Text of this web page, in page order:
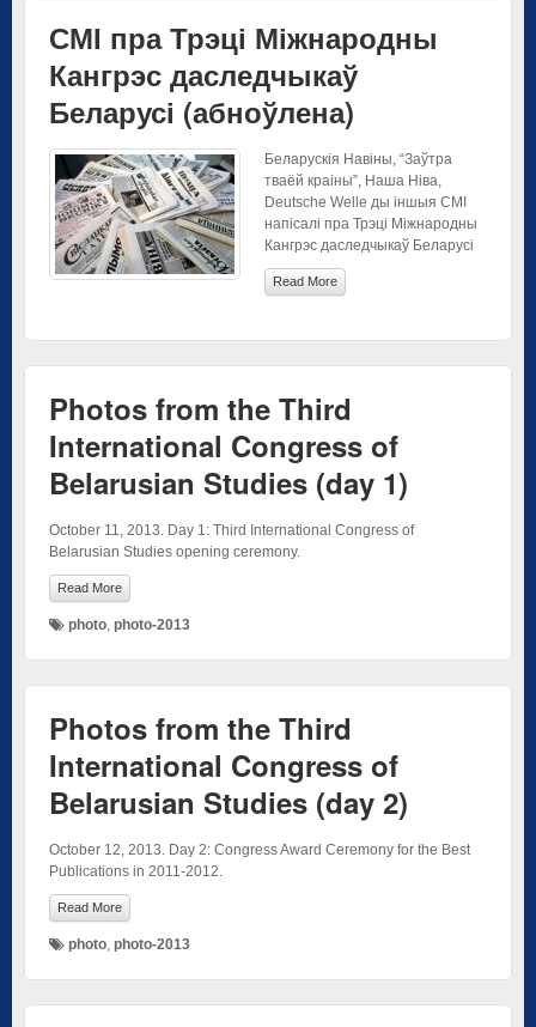
СМІ пра Трэці Міжнародны
Кангрэс даследчыкаў
Беларусі (абноўлена)
Беларускія Навіны, “Заўтра
тваёй краіны”, Наша Ніва,
Deutsche Welle ды іншыя СМІ
напісалі пра Трэці Міжнародны
Кангрэс даследчыкаў Беларусі
Read More
Photos from the Third
International Congress of
Belarusian Studies (day 1)
October 11, 2013. Day 1: Third International Congress of
Belarusian Studies opening ceremony.
Read More
photo, photo-2013
Photos from the Third
International Congress of
Belarusian Studies (day 2)
October 12, 2013. Day 2: Congress Award Ceremony for the Best
Publications in 2011-2012.
Read More
photo, photo-2013